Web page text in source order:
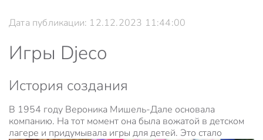
Дата публикации: 12.12.2023 11:44:00
Игры Djeco
История создания
В 1954 году Вероника Мишель-Дале основала
компанию. На тот момент она была вожатой в детском
лагере и придумывала игры для детей. Это стало